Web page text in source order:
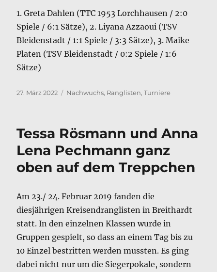
1. Greta Dahlen (TTC 1953 Lorchhausen / 2:0
Spiele / 6:1 Sätze), 2. Liyana Azzaoui (TSV
Bleidenstadt / 1:1 Spiele / 3:3 Sätze), 3. Maike
Platen (TSV Bleidenstadt / 0:2 Spiele / 1:6
Sätze)
Veröffentlicht
27. März 2022 Kategorien
Nachwuchs, Ranglisten,Turniere
Tessa Rösmann und Anna
Lena Pechmann ganz
oben auf dem Treppchen
Am 23./ 24. Februar 2019 fanden die
diesjährigen Kreisendranglisten in Breithardt
statt. In den einzelnen Klassen wurde in
Gruppen gespielt, so dass an einem Tag bis zu
10 Einzel bestritten werden mussten. Es ging
dabei nicht nur um die Siegerpokale, sondern